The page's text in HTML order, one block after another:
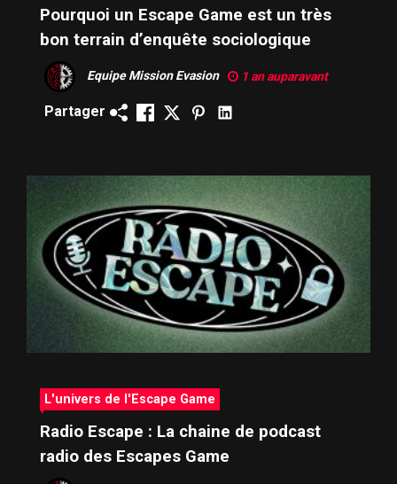
Pourquoi un Escape Game est un très
bon terrain d’enquête sociologique
Equipe Mission Evasion 1 an auparavant
Partager
L'univers de l'Escape Game
Radio Escape : La chaine de podcast
radio des Escapes Game